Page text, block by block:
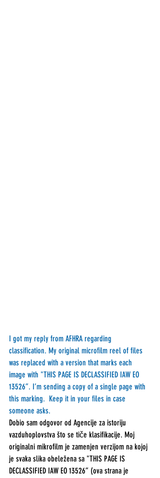
I got my reply from AFHRA regarding
classification. My original microfilm reel of files
was replaced with a version that marks each
image with "THIS PAGE IS DECLASSIFIED IAW EO
13526”. I’m sending a copy of a single page with
this marking.  Keep it in your files in case
someone asks.
Dobio sam odgovor od Agencije za istoriju
vazduhoplovstva što se tiče klasifikacije. Moj
originalni mikrofilm je zamenjen verzijom na kojoj
je svaka slika obeležena sa "THIS PAGE IS
DECLASSIFIED IAW EO 13526” (ova strana je